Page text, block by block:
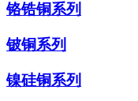
铬锆铜系列
铍铜系列
镍硅铜系列